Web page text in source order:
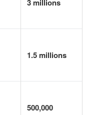
3 millions
1.5 millions
500,000